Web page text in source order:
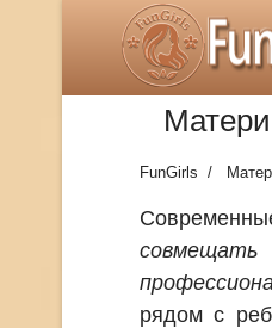
FunGirls
рядом с